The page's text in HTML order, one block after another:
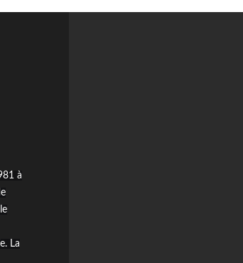
à
La